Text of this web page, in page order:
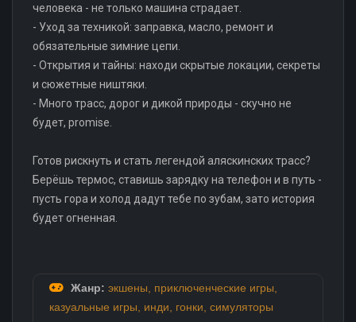
человека - не только машина страдает.
- Уход за техникой: заправка, масло, ремонт и
обязательные зимние цепи.
- Открытия и тайны: находи скрытые локации, секреты
и сюжетные ништяки.
- Много трасс, дорог и дикой природы - скучно не
будет, promise.
Готов рискнуть и стать легендой аляскинских трасс?
Берёшь термос, ставишь зарядку на телефон и в путь -
пусть гора и холод дадут тебе по зубам, зато история
будет огненная.
Жанр: экшены приключенческие игры
казуальные игры
инди гонки симуляторы